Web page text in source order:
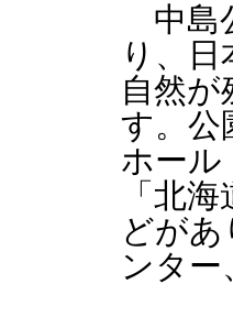
中島
り、
自然
す。公
ホー
「北
どが
ンタ